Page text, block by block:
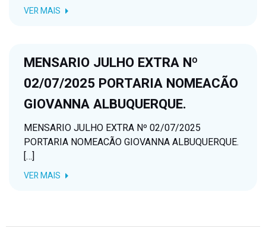
VER MAIS
MENSARIO JULHO EXTRA Nº
02/07/2025 PORTARIA NOMEACÃO
GIOVANNA ALBUQUERQUE.
MENSARIO JULHO EXTRA Nº 02/07/2025
PORTARIA NOMEACÃO GIOVANNA ALBUQUERQUE.
[…]
VER MAIS